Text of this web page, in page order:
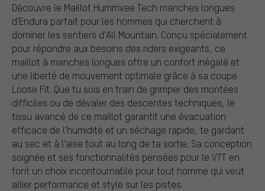
Découvre le Maillot Hummvee Tech manches longues
d'Endura parfait pour les hommes qui cherchent à
dominer les sentiers d'All Mountain. Conçu spécialement
pour répondre aux besoins des riders exigeants, ce
maillot à manches longues offre un confort inégalé et
une liberté de mouvement optimale grâce à sa coupe
Loose Fit. Que tu sois en train de grimper des montées
difficiles ou de dévaler des descentes techniques, le
tissu avancé de ce maillot garantit une évacuation
efficace de l'humidité et un séchage rapide, te gardant
au sec et à l'aise tout au long de ta sortie. Sa conception
soignée et ses fonctionnalités pensées pour le VTT en
font un choix incontournable pour tout homme qui veut
allier performance et style sur les pistes.